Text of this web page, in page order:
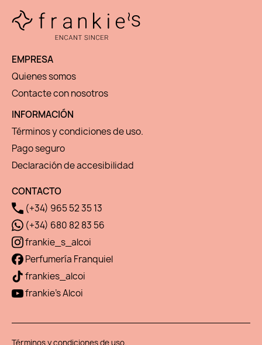
EMPRESA
Quienes somos
Contacte con nosotros
INFORMACIÓN
Términos y condiciones de uso.
Pago seguro
Declaración de accesibilidad
CONTACTO
(+34) 965 52 35 13
(+34) 680 82 83 56
frankie_s_alcoi
Perfumería Franquiel
frankies_alcoi
frankie's Alcoi
Términos y condiciones de uso.